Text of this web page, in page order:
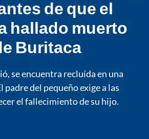
de que el
hallado muerto
Buritaca
se encuentra recluída en una
padre del pequeño exige a las
el fallecimiento de su hijo.